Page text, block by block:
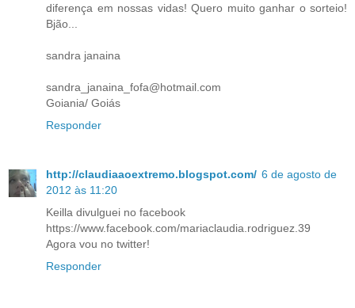
diferença em nossas vidas! Quero muito ganhar o sorteio!
Bjão...
sandra janaina
sandra_janaina_fofa@hotmail.com
Goiania/ Goiás
Responder
http://claudiaaoextremo.blogspot.com/ 6 de agosto de
2012 às 11:20
Keilla divulguei no facebook
https://www.facebook.com/mariaclaudia.rodriguez.39
Agora vou no twitter!
Responder